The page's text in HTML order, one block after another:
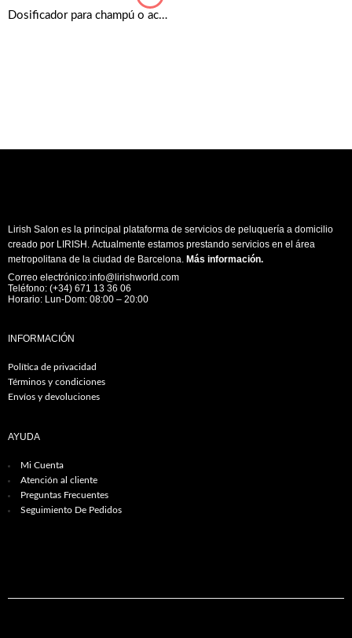
Dosificador para champú o acondicionador TIGI BED HEAD de 750ml
Lirish Salon es la principal plataforma de servicios de peluquería a domicilio
creado por LIRISH. Actualmente estamos prestando servicios en el área
metropolitana de la ciudad de Barcelona. Más información.
Correo electrónico:info@lirishworld.com
Teléfono: (+34) 671 13 36 06
Horario: Lun-Dom: 08:00 – 20:00
INFORMACIÓN
Política de privacidad
Términos y condiciones
Envíos y devoluciones
AYUDA
Mi Cuenta
Atención al cliente
Preguntas Frecuentes
Seguimiento De Pedidos